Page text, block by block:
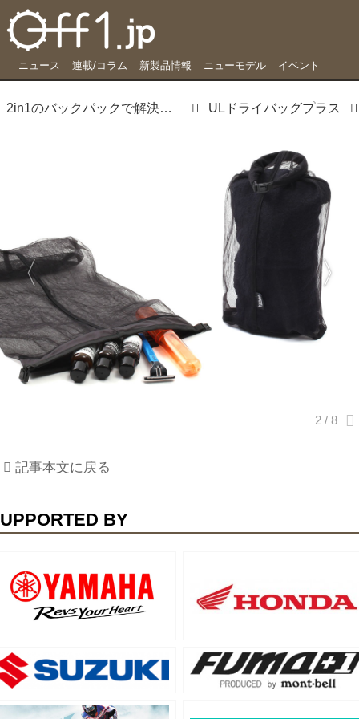
ニュース 連載/コラム 新製品情報 ニューモデル イベント
2in1のバックパックで解決。ウェアと着替えでバッグを分ける必要ナシ ULドライバッグプラス
記事本文に戻る
BY